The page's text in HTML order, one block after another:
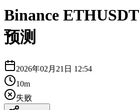
Binance ETHUSDT
预测
2026年02月21日 12:54
10m
失败